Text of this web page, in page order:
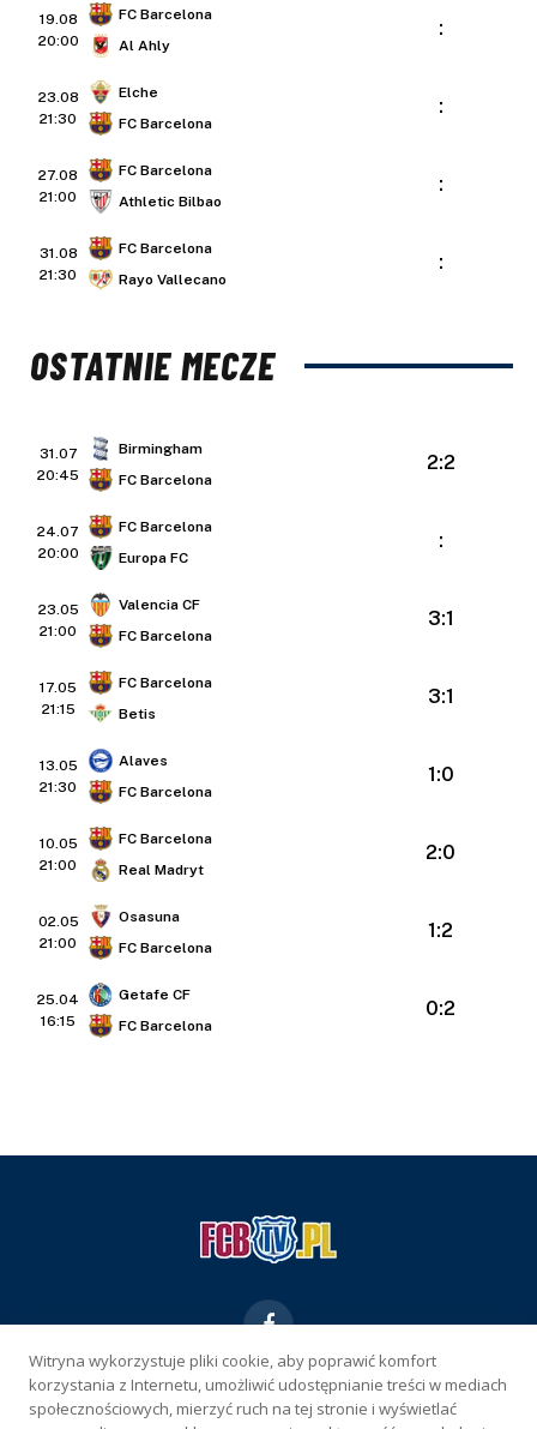
19.08
20:00
FC Barcelona
Al Ahly
:
23.08
21:30
Elche
FC Barcelona
:
27.08
21:00
FC Barcelona
Athletic Bilbao
:
31.08
21:30
FC Barcelona
Rayo Vallecano
:
OSTATNIE MECZE
31.07
20:45
Birmingham
FC Barcelona
2:2
24.07
20:00
FC Barcelona
Europa FC
:
23.05
21:00
Valencia CF
FC Barcelona
3:1
17.05
21:15
FC Barcelona
Betis
3:1
13.05
21:30
Alaves
FC Barcelona
1:0
10.05
21:00
FC Barcelona
Real Madryt
2:0
02.05
21:00
Osasuna
FC Barcelona
1:2
25.04
16:15
Getafe CF
FC Barcelona
0:2
KONTAKT REKLAMA POLITYKA PRYWATNOŚCI
Witryna wykorzystuje pliki cookie, aby poprawić komfort
korzystania z Internetu, umożliwić udostępnianie treści w mediach
społecznościowych, mierzyć ruch na tej stronie i wyświetlać